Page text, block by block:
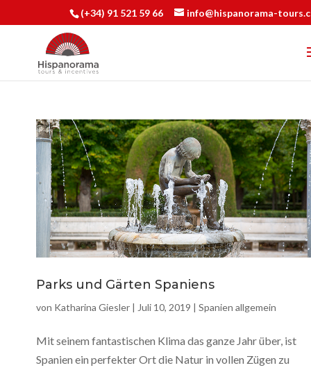
(+34) 91 521 59 66 info@hispanorama-
Parks und Gärten Spaniens
von Katharina Giesler | Juli 10, 2019 | Spanien allgemein
Mit seinem fantastischen Klima das ganze Jahr über, ist
Spanien ein perfekter Ort die Natur in vollen Zügen zu